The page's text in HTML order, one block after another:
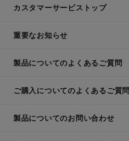
カスタマーサービストップ
重要なお知らせ
製品についてのよくあるご質問
ご購入についてのよくあるご質問
製品についてのお問い合わせ